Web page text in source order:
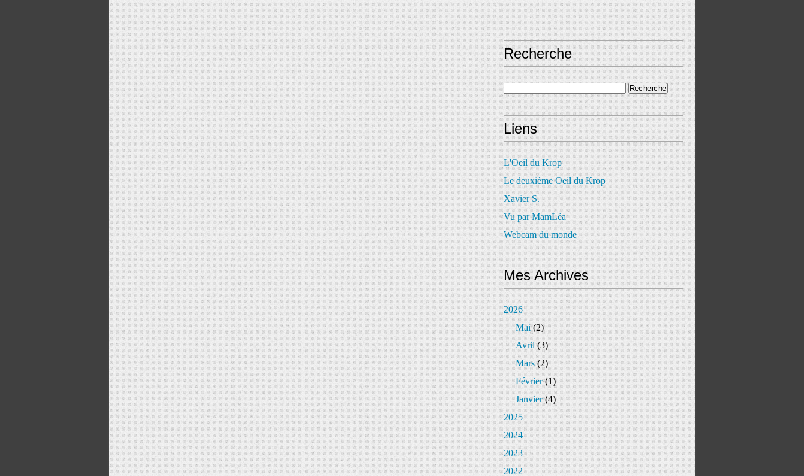
Recherche
Liens
L'Oeil du Krop
Le deuxième Oeil du Krop
Xavier S.
Vu par MamLéa
Webcam du monde
Mes Archives
2026
Mai(2)
Avril(3)
Mars(2)
Février(1)
Janvier(4)
2025
2024
2023
2022